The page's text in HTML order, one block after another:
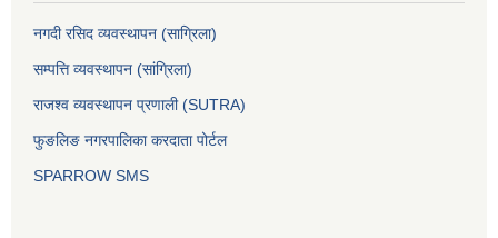
नगदी रसिद व्यवस्थापन (साग्रिला)
सम्पत्ति व्यवस्थापन (सांग्रिला)
राजश्व व्यवस्थापन प्रणाली (SUTRA)
फुङलिङ नगरपालिका करदाता पोर्टल
SPARROW SMS